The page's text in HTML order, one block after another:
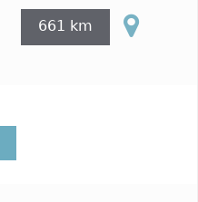
661 km